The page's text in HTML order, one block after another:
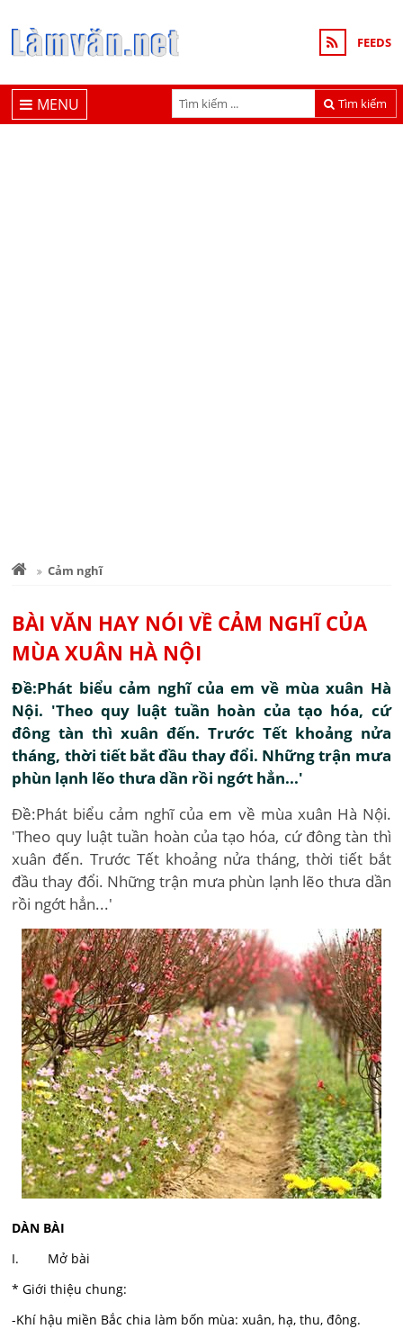
FEEDS
Tìm kiếm
MENU
Cảm nghĩ
BÀI VĂN HAY NÓI VỀ CẢM NGHĨ CỦA
MÙA XUÂN HÀ NỘI
Đề:Phát biểu cảm nghĩ của em về mùa xuân Hà
Nội. 'Theo quy luật tuần hoàn của tạo hóa, cứ
đông tàn thì xuân đến. Trước Tết khoảng nửa
tháng, thời tiết bắt đầu thay đổi. Những trận mưa
phùn lạnh lẽo thưa dần rồi ngớt hẳn...'
Đề:Phát biểu cảm nghĩ của em về mùa xuân Hà Nội.
'Theo quy luật tuần hoàn của tạo hóa, cứ đông tàn thì
xuân đến. Trước Tết khoảng nửa tháng, thời tiết bắt
đầu thay đổi. Những trận mưa phùn lạnh lẽo thưa dần
rồi ngớt hẳn...'
DÀN BÀI
I. Mở bài
* Giới thiệu chung:
-Khí hậu miền Bắc chia làm bốn mùa: xuân, hạ, thu, đông.